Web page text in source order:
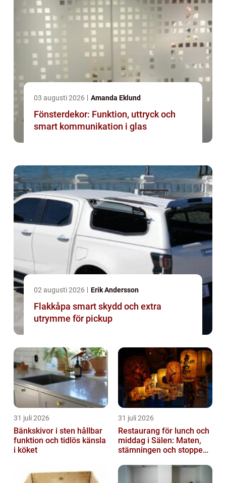
03 augusti 2026 Amanda Eklund
Fönsterdekor: Funktion, uttryck och
smart kommunikation i glas
02 augusti 2026 Erik Andersson
Flakkåpa smart skydd och extra
utrymme för pickup
31 juli 2026
Bänkskivor i sten hållbar
funktion och tidlös känsla
i köket
31 juli 2026
Restaurang för lunch och
middag i Sälen: Maten,
stämningen och stoppen